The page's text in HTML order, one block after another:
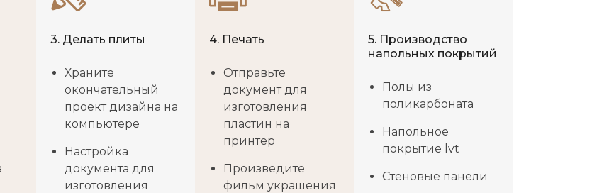
3. Делать плиты
Храните
окончательный
проект дизайна на
компьютере
Настройка
документа для
изготовления
4. Печать
Отправьте
документ для
изготовления
пластин на
принтер
Произведите
фильм украшения
5. Производство
напольных покрытий
Полы из
поликарбоната
Напольное
покрытие lvt
Стеновые панели